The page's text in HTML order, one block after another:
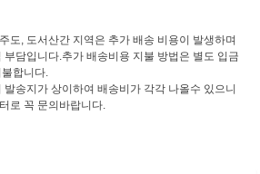
도, 도서산간 지역은 추가 배송 비용이 발생하며
부담입니다.추가 배송비용 지불 방법은 별도 입금
합니다.
송지가 상이하여 배송비가 각각 나올수 있으니
로 꼭 문의바랍니다.